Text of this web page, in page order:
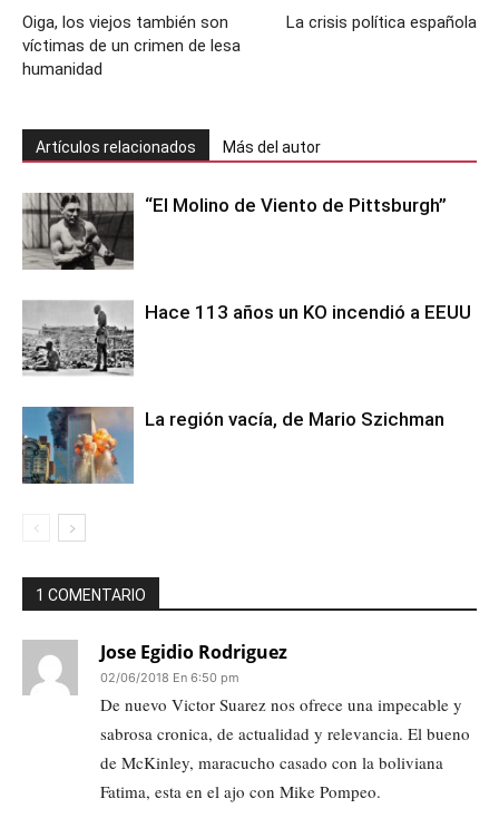
Oiga, los viejos también son
víctimas de un crimen de lesa
humanidad
La crisis política española
Artículos relacionados Más del autor
“El Molino de Viento de Pittsburgh”
Hace 113 años un KO incendió a EEUU
La región vacía, de Mario Szichman
1 COMENTARIO
Jose Egidio Rodriguez
02/06/2018 En 6:50 pm
De nuevo Victor Suarez nos ofrece una impecable y
sabrosa cronica, de actualidad y relevancia. El bueno
de McKinley, maracucho casado con la boliviana
Fatima, esta en el ajo con Mike Pompeo.